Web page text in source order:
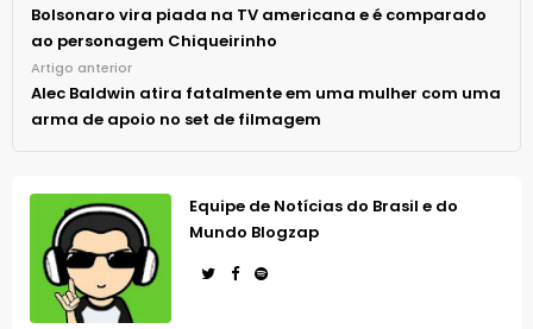
Bolsonaro vira piada na TV americana e é comparado
ao personagem Chiqueirinho
Artigo anterior
Alec Baldwin atira fatalmente em uma mulher com uma
arma de apoio no set de filmagem
Equipe de Notícias do Brasil e do
Mundo Blogzap